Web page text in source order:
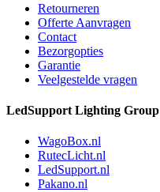
Retourneren
Offerte Aanvragen
Contact
Bezorgopties
Garantie
Veelgestelde vragen
LedSupport Lighting Group
WagoBox.nl
RutecLicht.nl
LedSupport.nl
Pakano.nl